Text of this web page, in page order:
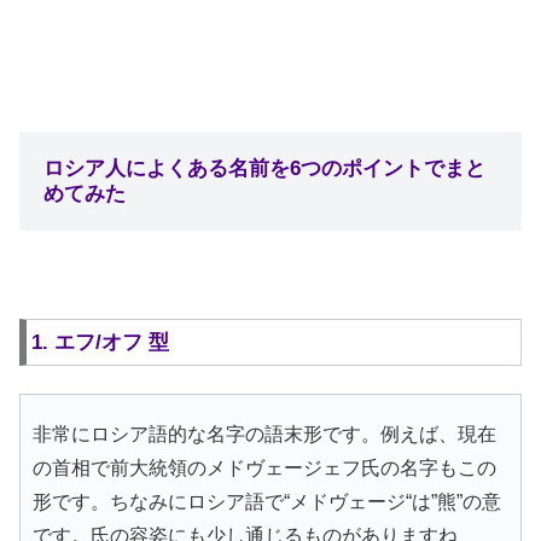
ロシア人によくある名前を6つのポイントでまと
めてみた
1. エフ/オフ 型
非常にロシア語的な名字の語末形です。例えば、現在
の首相で前大統領のメドヴェージェフ氏の名字もこの
形です。ちなみにロシア語で“メドヴェージ“は”熊”の意
です。氏の容姿にも少し通じるものがありますね